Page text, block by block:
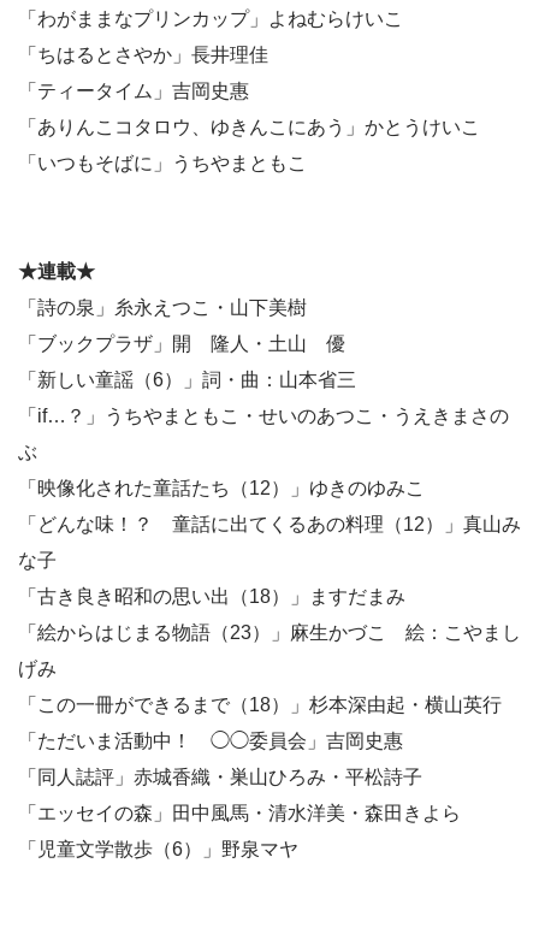
「わがままなプリンカップ」よねむらけいこ
「ちはるとさやか」長井理佳
「ティータイム」吉岡史惠
「ありんこコタロウ、ゆきんこにあう」かとうけいこ
「いつもそばに」うちやまともこ
★連載★
「詩の泉」糸永えつこ・山下美樹
「ブックプラザ」開 隆人・土山 優
「新しい童謡（6）」詞・曲：山本省三
「if…？」うちやまともこ・せいのあつこ・うえきまさの
ぶ
「映像化された童話たち（12）」ゆきのゆみこ
「どんな味！？ 童話に出てくるあの料理（12）」真山み
な子
「古き良き昭和の思い出（18）」ますだまみ
「絵からはじまる物語（23）」麻生かづこ 絵：こやまし
げみ
「この一冊ができるまで（18）」杉本深由起・横山英行
「ただいま活動中！ ◯◯委員会」吉岡史惠
「同人誌評」赤城香織・巣山ひろみ・平松詩子
「エッセイの森」田中風馬・清水洋美・森田きよら
「児童文学散歩（6）」野泉マヤ